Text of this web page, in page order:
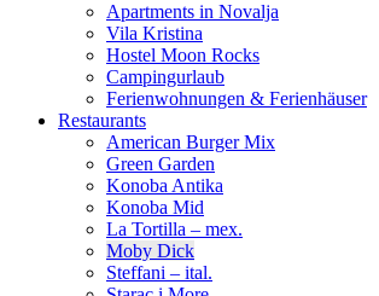
Apartments in Novalja
Vila Kristina
Hostel Moon Rocks
Campingurlaub
Ferienwohnungen & Ferienhäuser
Restaurants
American Burger Mix
Green Garden
Konoba Antika
Konoba Mid
La Tortilla – mex.
Moby Dick
Steffani – ital.